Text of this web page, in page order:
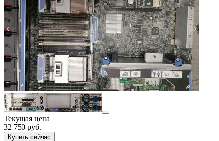
Текущая цена
32 750 руб.
Купить сейчас